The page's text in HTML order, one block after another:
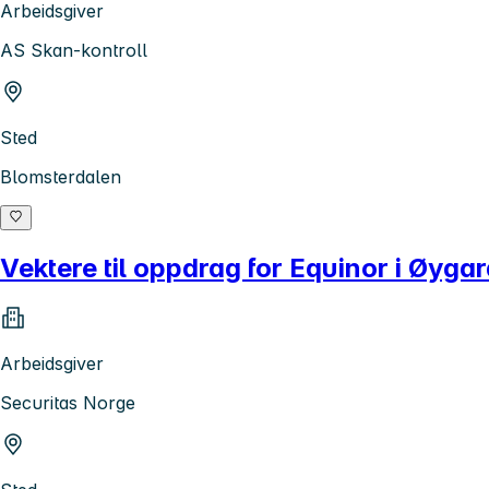
Arbeidsgiver
AS Skan-kontroll
Sted
Blomsterdalen
Vektere til oppdrag for Equinor i
Arbeidsgiver
Securitas Norge